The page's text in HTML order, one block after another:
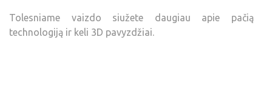
Tolesniame vaizdo siužete daugiau apie pačią
technologiją ir keli 3D pavyzdžiai.